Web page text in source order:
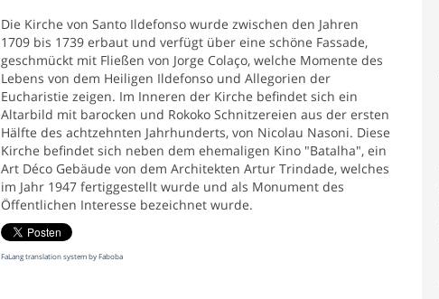
Die Kirche von Santo Ildefonso wurde zwischen den Jahren
1709 bis 1739 erbaut und verfügt über eine schöne Fassade,
geschmückt mit Fließen von Jorge Colaço, welche Momente des
Lebens von dem Heiligen Ildefonso und Allegorien der
Eucharistie zeigen. Im Inneren der Kirche befindet sich ein
Altarbild mit barocken und Rokoko Schnitzereien aus der ersten
Hälfte des achtzehnten Jahrhunderts, von Nicolau Nasoni. Diese
Kirche befindet sich neben dem ehemaligen Kino "Batalha", ein
Art Déco Gebäude von dem Architekten Artur Trindade, welches
im Jahr 1947 fertiggestellt wurde und als Monument des
Öffentlichen Interesse bezeichnet wurde.
FaLang translation system by Faboba